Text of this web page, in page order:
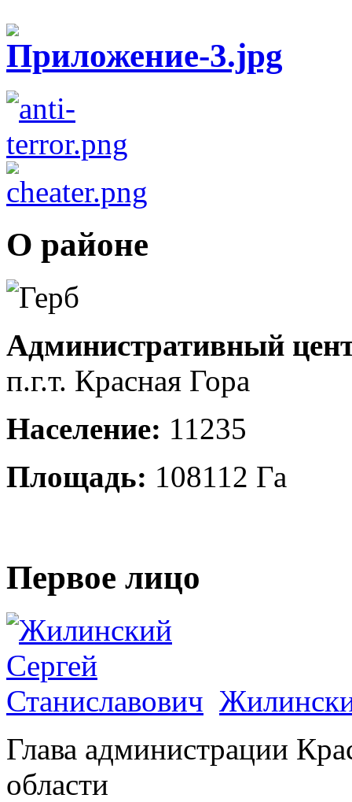
О районе
Административный
п.г.т. Красная Гора
Население: 11235
Площадь: 108112 Га
Первое лицо
Глава администрации
области